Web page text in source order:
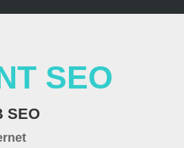
SEO
SEO